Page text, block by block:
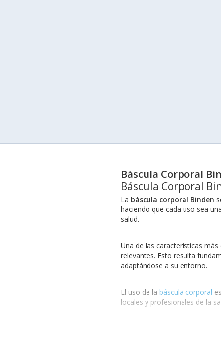
Báscula Corporal
Báscula Corporal
La báscula corporal Binden
haciendo que cada uso sea
salud.
Una de las características
relevantes. Esto resulta
adaptándose a su entorno.
El uso de la báscula corporal
locales y profesionales de la